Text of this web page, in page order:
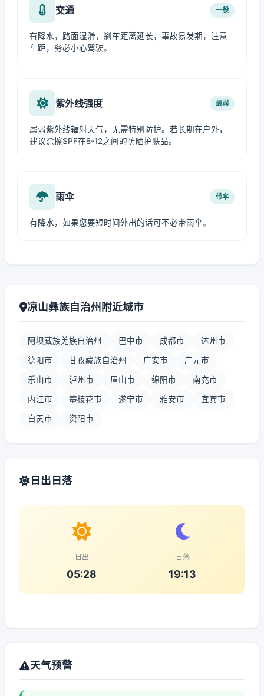
交通 一般
有降水，路面湿滑，刹车距离延长，事故易发期，注意
车距，务必小心驾驶。
紫外线强度 最弱
属弱紫外线辐射天气，无需特别防护。若长期在户外，
建议涂擦SPF在8-12之间的防晒护肤品。
雨伞 带伞
有降水，如果您要短时间外出的话可不必带雨伞。
凉山彝族自治州附近城市
阿坝藏族羌族自治州 巴中市 成都市 达州市
德阳市 甘孜藏族自治州 广安市 广元市
乐山市 泸州市 眉山市 绵阳市 南充市
内江市 攀枝花市 遂宁市 雅安市 宜宾市
自贡市 资阳市
日出日落
日出
05:28
日落
19:13
天气预警